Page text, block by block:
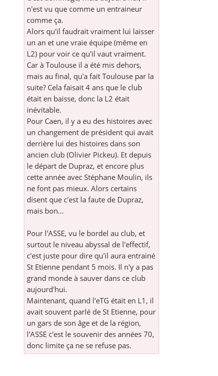
n'est vu que comme un entraineur
comme ça.
Alors qu'il faudrait vraiment lui laisser
un an et une vraie équipe (même en
L2) pour voir ce qu'il vaut vraiment.
Car à Toulouse il a été mis dehors,
mais au final, qu'a fait Toulouse par la
suite? Cela faisait 4 ans que le club
était en baisse, donc la L2 était
inévitable.
Pour Caen, il y a eu des histoires avec
un changement de président qui avait
derrière lui des histoires dans son
ancien club (Olivier Pickeu). Et depuis
le départ de Dupraz, et encore plus
cette année avec Stéphane Moulin, ils
ne font pas mieux. Alors certains
disent que c'est la faute de Dupraz,
mais bon...
Pour l'ASSE, vu le bordel au club, et
surtout le niveau abyssal de l'effectif,
c'est juste pour dire qu'il aura entrainé
St Etienne pendant 5 mois. Il n'y a pas
grand monde à sauver dans ce club
aujourd'hui.
Maintenant, quand l'eTG était en L1, il
avait souvent parlé de St Etienne, pour
un gars de son âge et de la région,
l'ASSE c'est le souvenir des années 70,
donc limite ça ne se refuse pas.